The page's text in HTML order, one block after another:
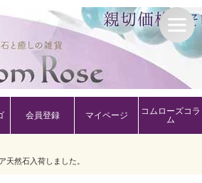
会員登録 マイページ
コムローズコラ
ム
天然石入荷しました。